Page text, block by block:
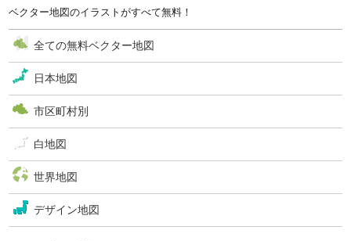
ベクター地図のイラストがすべて無料！
全ての無料ベクター地図
日本地図
市区町村別
白地図
世界地図
デザイン地図